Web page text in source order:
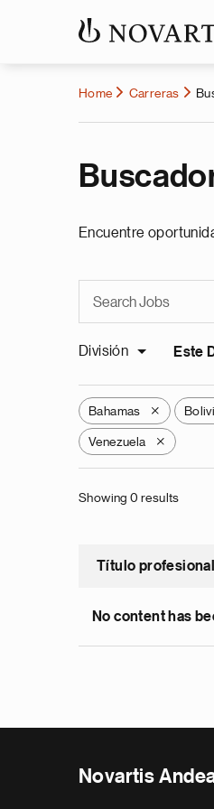
Home Carreras
Encuentre
División Este
Bahamas X
Venezuela X
Showing 0 results
Título profesional
No content has
Novartis